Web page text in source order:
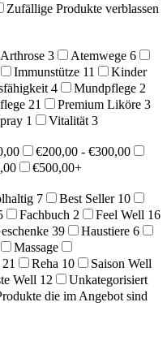
Zufällige Produkte verblassen
Arthrose 3 Atemwege 6
Immunstütze 11
Kinder
4 Mundpflege 2
21 Premium Liköre 3
1 Vitalität 3
€200,00 - €300,00
€500,00+
7 Best Seller 10
Fachbuch 2 Feel Well 16
39 Haustiere 6
Massage
21 Reha 10
Saison Well
Well 12
Unkategorisiert
die im Angebot sind